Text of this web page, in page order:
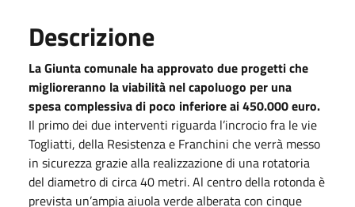
Descrizione
La Giunta comunale ha approvato due progetti che
miglioreranno la viabilità nel capoluogo per una
spesa complessiva di poco inferiore ai 450.000 euro.
Il primo dei due interventi riguarda l’incrocio fra le vie
Togliatti, della Resistenza e Franchini che verrà messo
in sicurezza grazie alla realizzazione di una rotatoria
del diametro di circa 40 metri. Al centro della rotonda è
prevista un’ampia aiuola verde alberata con cinque